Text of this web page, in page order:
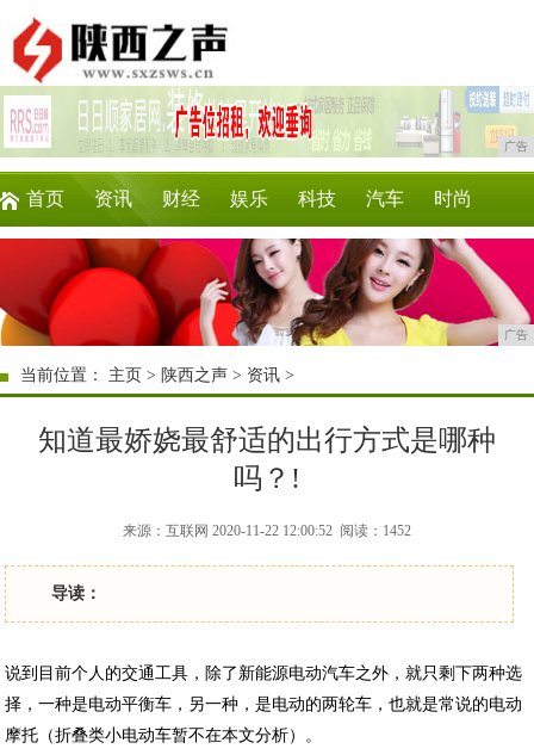
广告
首页 资讯 财经 娱乐 科技 汽车 时尚
游戏 美食 商讯 消费 微商
广告
当前位置： 主页 > 陕西之声 > 资讯 >
知道最娇娆最舒适的出行方式是哪种
吗？!
来源：互联网 2020-11-22 12:00:52 阅读：1452
导读：
说到目前个人的交通工具，除了新能源电动汽车之外，就只剩下两种选
择，一种是电动平衡车，另一种，是电动的两轮车，也就是常说的电动
摩托（折叠类小电动车暂不在本文分析）。